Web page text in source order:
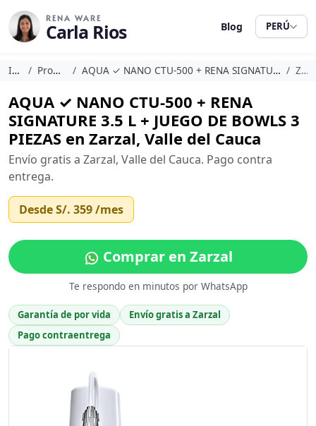
RENA WARE
Carla Rios Blog PERÚ
Inicio Promociones AQUA ✓ NANO CTU-500 + RENA SIGNATURE 3.5 L + JUEGO DE BOWLS 3 PIEZAS Zarzal
AQUA ✓ NANO CTU-500 + RENA
SIGNATURE 3.5 L + JUEGO DE BOWLS 3
PIEZAS en Zarzal, Valle del Cauca
Envío gratis a Zarzal, Valle del Cauca. Pago contra
entrega.
DesdeS/. 359/mes
Comprar en Zarzal
Te respondo en minutos por WhatsApp
Garantía de por vida
Envío gratis a Zarzal
Pago contraentrega